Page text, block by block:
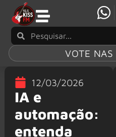
VOTE
12/03/2026
IA e
automação:
entenda